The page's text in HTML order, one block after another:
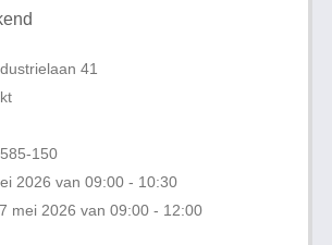
41
150
2026 van 09:00 - 10:30
mei 2026 van 09:00 - 12:00